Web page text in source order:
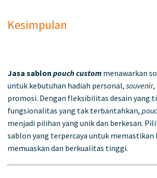
Kesimpulan
Jasa sablon pouch custom menawarkan
untuk kebutuhan hadiah personal, souvenir,
promosi. Dengan fleksibilitas desain yang
fungsionalitas yang tak terbantahkan,
menjadi pilihan yang unik dan berkesan.
sablon yang terpercaya untuk memastikan
memuaskan dan berkualitas tinggi.